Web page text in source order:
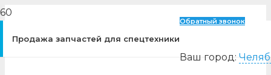
Продажа запчастей для спецтехники
Обратный звонок
Ваш город: